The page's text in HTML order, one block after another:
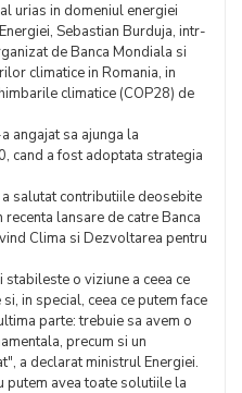
urias in domeniul energiei
Sebastian Burduja, intr-
de Banca Mondiala si
climatice in Romania, in
climatice (COP28) de
angajat sa ajunga la
cand a fost adoptata strategia
salutat contributiile deosebite
lansare de catre Banca
Clima si Dezvoltarea pentru
o viziune a ceea ce
in special, ceea ce putem face
parte: trebuie sa avem o
precum si un
a declarat ministrul Energiei.
putem avea toate solutiile la